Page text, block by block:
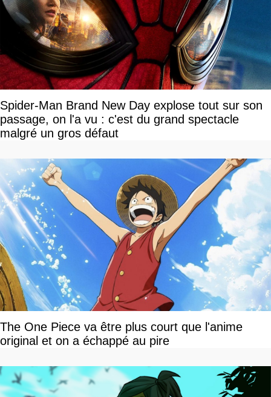
Spider-Man Brand New Day explose tout sur son
passage, on l'a vu : c'est du grand spectacle
malgré un gros défaut
The One Piece va être plus court que l'anime
original et on a échappé au pire